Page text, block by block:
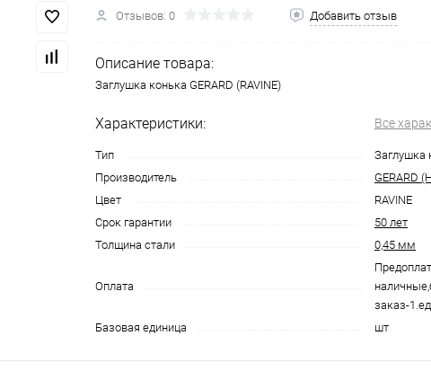
Отзывов: 0 Добавить отзыв
Описание товара:
Заглушка конька GERARD (RAVINE)
Характеристики: Все
Тип
Заглушка
Производитель
GERARD
Цвет
RAVINE
Срок гарантии
50 лет
Толщина стали
0,45 мм
Оплата
заказ-
Базовая единица
шт